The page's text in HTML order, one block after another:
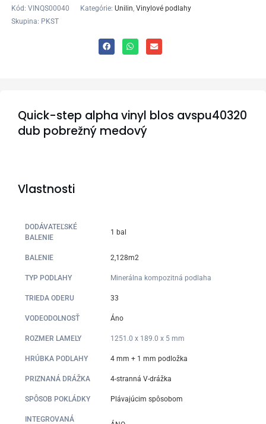
Kód: VINQS00040 Kategórie: Unilin, Vinylové podlahy
Skupina: PKST
Quick-step alpha vinyl blos avspu40320
dub pobrežný medový
Vlastnosti
DODÁVATEĽSKÉ
BALENIE
1 bal
BALENIE 2,128m2
TYP PODLAHY Minerálna kompozitná podlaha
TRIEDA ODERU 33
VODEODOLNOSŤ Áno
ROZMER LAMELY 1251.0 x 189.0 x 5 mm
HRÚBKA PODLAHY 4 mm + 1 mm podložka
PRIZNANÁ DRÁŽKA 4-stranná V-drážka
SPÔSOB POKLÁDKY Plávajúcim spôsobom
INTEGROVANÁ